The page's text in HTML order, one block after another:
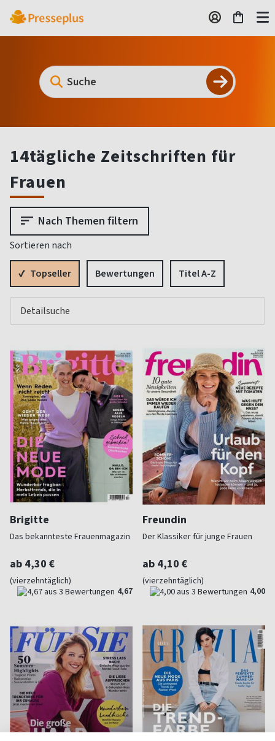
14tägliche Zeitschriften für
Frauen
Nach Themen filtern
Sortieren nach
Topseller Bewertungen Titel A-Z
Brigitte
Das bekannteste Frauenmagazin
ab 4,30 €
(vierzehntäglich)
4,67
Freundin
Der Klassiker für junge Frauen
ab 4,10 €
(vierzehntäglich)
4,00